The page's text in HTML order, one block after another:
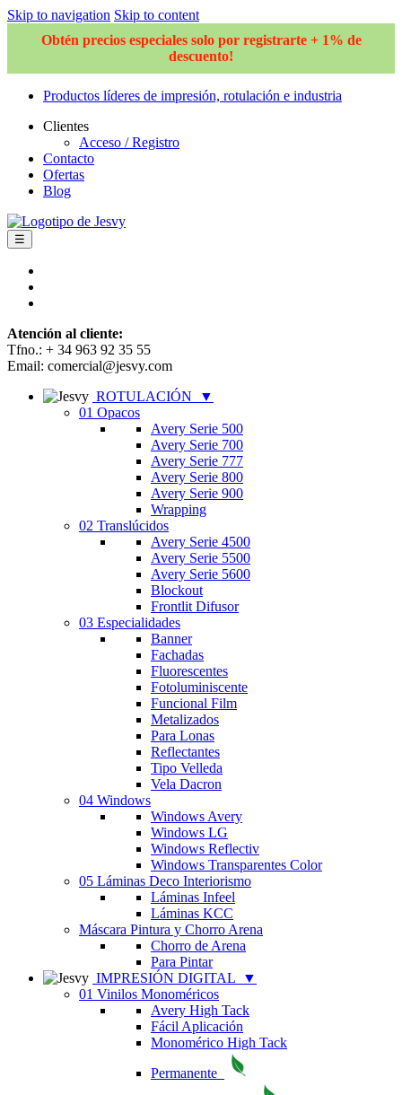
Skip to navigation Skip to content
Obtén precios especiales solo por registrarte + 1% de
descuento!
Productos líderes de impresión, rotulación e industria
Clientes
Acceso / Registro
Contacto
Ofertas
Blog
☰
Atención al cliente:
Tfno.: + 34 963 92 35 55
Email: comercial@jesvy.com
ROTULACIÓN
▼
01 Opacos
Avery Serie 500
Avery Serie 700
Avery Serie 777
Avery Serie 800
Avery Serie 900
Wrapping
02 Translúcidos
Avery Serie 4500
Avery Serie 5500
Avery Serie 5600
Blockout
Frontlit Difusor
03 Especialidades
Banner
Fachadas
Fluorescentes
Fotoluminiscente
Funcional Film
Metalizados
Para Lonas
Reflectantes
Tipo Velleda
Vela Dacron
04 Windows
Windows Avery
Windows LG
Windows Reflectiv
Windows Transparentes Color
05 Láminas Deco Interiorismo
Láminas Infeel
Láminas KCC
Máscara Pintura y Chorro Arena
Chorro de Arena
Para Pintar
IMPRESIÓN DIGITAL
▼
01 Vinilos Monoméricos
Avery High Tack
Fácil Aplicación
Monomérico High Tack
Permanente